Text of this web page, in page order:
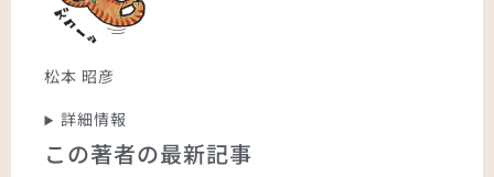
松本 昭彦
詳細情報
この著者の最新記事